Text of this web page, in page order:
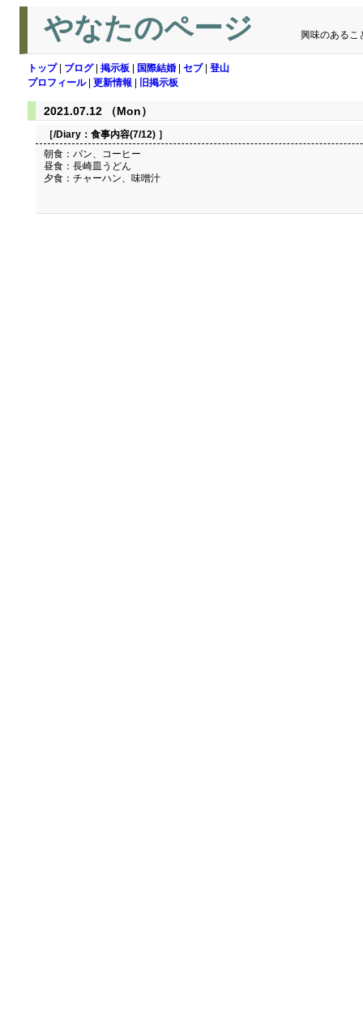
やなたのページ 興味のあるこ
トップ| ブログ| 掲示板 国際結婚 セブ| 登山
プロフィール| 更新情報 旧掲示板
2021.07.12 （Mon）
［/Diary： 食事内容(7/12) ］
朝食：パン、コーヒー
昼食：長崎皿うどん
夕食：チャーハン、味噌汁